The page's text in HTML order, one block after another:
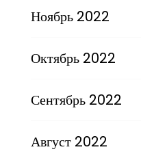
Ноябрь 2022
Октябрь 2022
Сентябрь 2022
Август 2022